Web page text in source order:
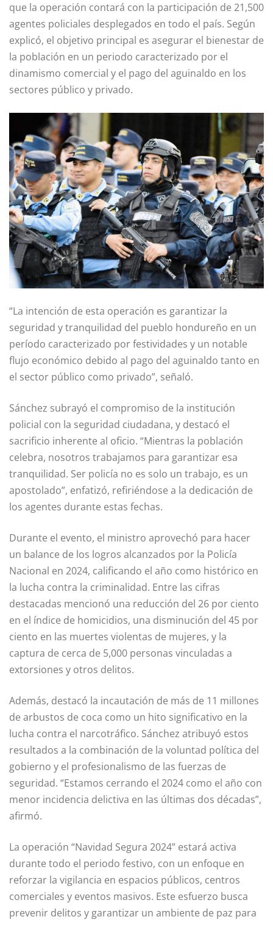
que la operación contará con la participación de 21,500
agentes policiales desplegados en todo el país. Según
explicó, el objetivo principal es asegurar el bienestar de
la población en un periodo caracterizado por el
dinamismo comercial y el pago del aguinaldo en los
sectores público y privado.
“La intención de esta operación es garantizar la
seguridad y tranquilidad del pueblo hondureño en un
período caracterizado por festividades y un notable
flujo económico debido al pago del aguinaldo tanto en
el sector público como privado”, señaló.
Sánchez subrayó el compromiso de la institución
policial con la seguridad ciudadana, y destacó el
sacrificio inherente al oficio. “Mientras la población
celebra, nosotros trabajamos para garantizar esa
tranquilidad. Ser policía no es solo un trabajo, es un
apostolado”, enfatizó, refiriéndose a la dedicación de
los agentes durante estas fechas.
Durante el evento, el ministro aprovechó para hacer
un balance de los logros alcanzados por la Policía
Nacional en 2024, calificando el año como histórico en
la lucha contra la criminalidad. Entre las cifras
destacadas mencionó una reducción del 26 por ciento
en el índice de homicidios, una disminución del 45 por
ciento en las muertes violentas de mujeres, y la
captura de cerca de 5,000 personas vinculadas a
extorsiones y otros delitos.
Además, destacó la incautación de más de 11 millones
de arbustos de coca como un hito significativo en la
lucha contra el narcotráfico. Sánchez atribuyó estos
resultados a la combinación de la voluntad política del
gobierno y el profesionalismo de las fuerzas de
seguridad. “Estamos cerrando el 2024 como el año con
menor incidencia delictiva en las últimas dos décadas”,
afirmó.
La operación “Navidad Segura 2024” estará activa
durante todo el periodo festivo, con un enfoque en
reforzar la vigilancia en espacios públicos, centros
comerciales y eventos masivos. Este esfuerzo busca
prevenir delitos y garantizar un ambiente de paz para